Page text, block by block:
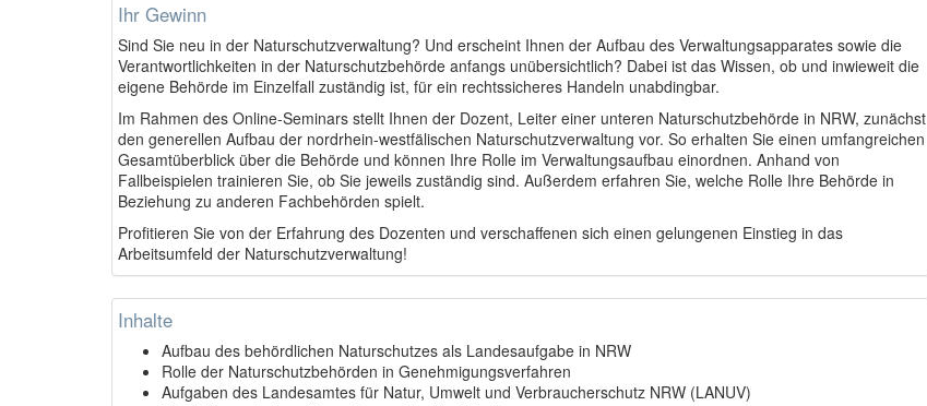
Ihr Gewinn
Sind Sie neu in der Naturschutzverwaltung? Und erscheint Ihnen der Aufbau des Verwaltungsapparates sowie die
Verantwortlichkeiten in der Naturschutzbehörde anfangs unübersichtlich? Dabei ist das Wissen, ob und inwieweit die
eigene Behörde im Einzelfall zuständig ist, für ein rechtssicheres Handeln unabdingbar.
Im Rahmen des Online-Seminars stellt Ihnen der Dozent, Leiter einer unteren Naturschutzbehörde in NRW, zunächst
den generellen Aufbau der nordrhein-westfälischen Naturschutzverwaltung vor. So erhalten Sie einen umfangreichen
Gesamtüberblick über die Behörde und können Ihre Rolle im Verwaltungsaufbau einordnen. Anhand von
Fallbeispielen trainieren Sie, ob Sie jeweils zuständig sind. Außerdem erfahren Sie, welche Rolle Ihre Behörde in
Beziehung zu anderen Fachbehörden spielt.
Profitieren Sie von der Erfahrung des Dozenten und verschaffenen sich einen gelungenen Einstieg in das
Arbeitsumfeld der Naturschutzverwaltung!
Inhalte
Aufbau des behördlichen Naturschutzes als Landesaufgabe in NRW
Rolle der Naturschutzbehörden in Genehmigungsverfahren
Aufgaben des Landesamtes für Natur, Umwelt und Verbraucherschutz NRW (LANUV)